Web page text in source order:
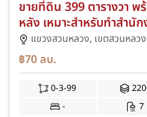
ขายที่ดิน 399 ตารางวา พ
หลัง เหมาะสำหรับทำสำนั
ใช้สอยประมาณ 2,200 ตรม. ซ.พัฒนาการ
โลตัส พัฒนาการ
แขวงสวนหลวง, เขตสวนหลวง
฿70ลบ.
0-3-99
-
7